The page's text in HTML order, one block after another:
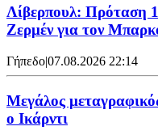
Λίβερπουλ: Πρόταση
Ζερμέν για τον
Γήπεδο|07.08.2026 22:14
Μεγάλος
ο Ικάρντι